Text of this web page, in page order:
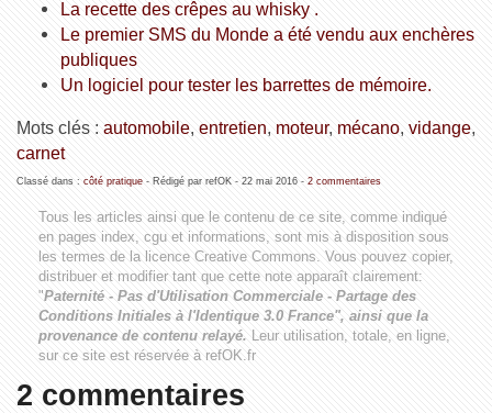
La recette des crêpes au whisky .
Le premier SMS du Monde a été vendu aux enchères
publiques
Un logiciel pour tester les barrettes de mémoire.
Mots clés : automobile, entretien, moteur, mécano, vidange,
carnet
Classé dans : côté pratique- Rédigé par refOK - 22 mai 2016- 2 commentaires
Tous les articles ainsi que le contenu de ce site, comme indiqué
en pages index, cgu et informations, sont mis à disposition sous
les termes de la licence Creative Commons. Vous pouvez copier,
distribuer et modifier tant que cette note apparaît clairement:
"Paternité - Pas d'Utilisation Commerciale - Partage des
Conditions Initiales à l'Identique 3.0 France", ainsi que la
provenance de contenu relayé. Leur utilisation, totale, en ligne,
sur ce site est réservée à refOK.fr
2 commentaires